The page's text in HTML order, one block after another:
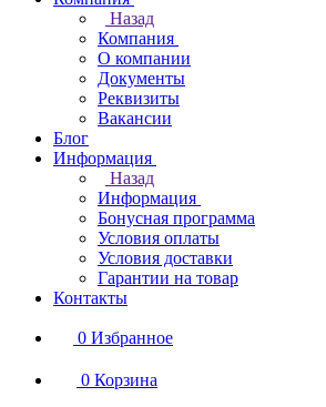
Назад
Компания
О компании
Документы
Реквизиты
Вакансии
Блог
Информация
Назад
Информация
Бонусная программа
Условия оплаты
Условия доставки
Гарантии на товар
Контакты
0 Избранное
0 Корзина